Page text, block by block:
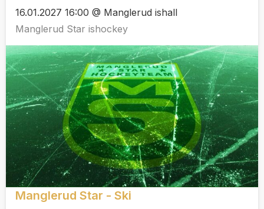
16.01.2027 16:00 @ Manglerud ishall
Manglerud Star ishockey
Manglerud Star - Ski